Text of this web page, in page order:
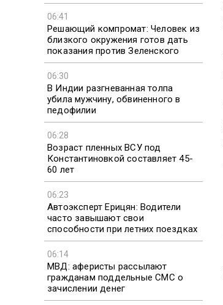
06:41
Решающий компромат: Человек из
близкого окружения готов дать
показания против Зеленского
06:30
В Индии разгневанная толпа
убила мужчину, обвиненного в
педофилии
06:28
Возраст пленных ВСУ под
Константиновкой составляет 45-
60 лет
06:23
Автоэксперт Ерицян: Водители
часто завышают свои
способности при летних поездках
06:14
МВД: аферисты рассылают
гражданам поддельные СМС о
зачислении денег